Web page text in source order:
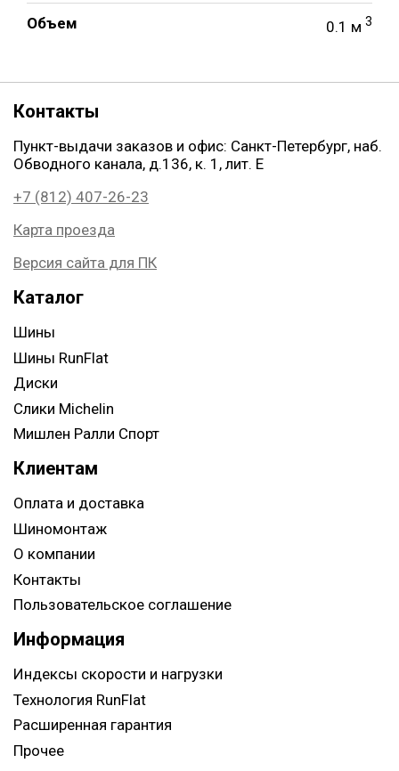
Объем 0.1 м 3
Контакты
Пункт-выдачи заказов и офис: Санкт-Петербург, наб.
Обводного канала, д.136, к. 1, лит. Е
+7 (812) 407-26-23
Карта проезда
Версия сайта для ПК
Каталог
Шины
Шины RunFlat
Диски
Слики Michelin
Мишлен Ралли Спорт
Клиентам
Оплата и доставка
Шиномонтаж
О компании
Контакты
Пользовательское соглашение
Информация
Индексы скорости и нагрузки
Технология RunFlat
Расширенная гарантия
Прочее